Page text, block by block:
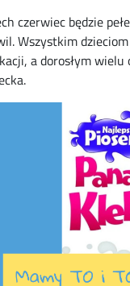
czerwiec będzie
Wszystkim
a dorosłym